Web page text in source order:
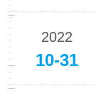
2022
10-31